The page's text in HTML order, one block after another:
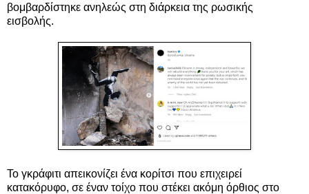
βομβαρδίστηκε ανηλεώς στη διάρκεια της ρωσικής
εισβολής.
Το γκράφιτι απεικονίζει ένα κορίτσι που επιχειρεί
κατακόρυφο, σε έναν τοίχο που στέκει ακόμη όρθιος στο